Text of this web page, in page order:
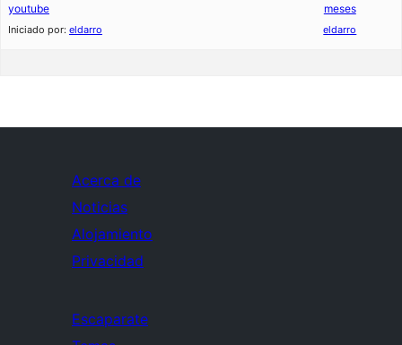
youtube
Iniciado por: eldarro
meses
eldarro
Acerca de
Noticias
Alojamiento
Privacidad
Escaparate